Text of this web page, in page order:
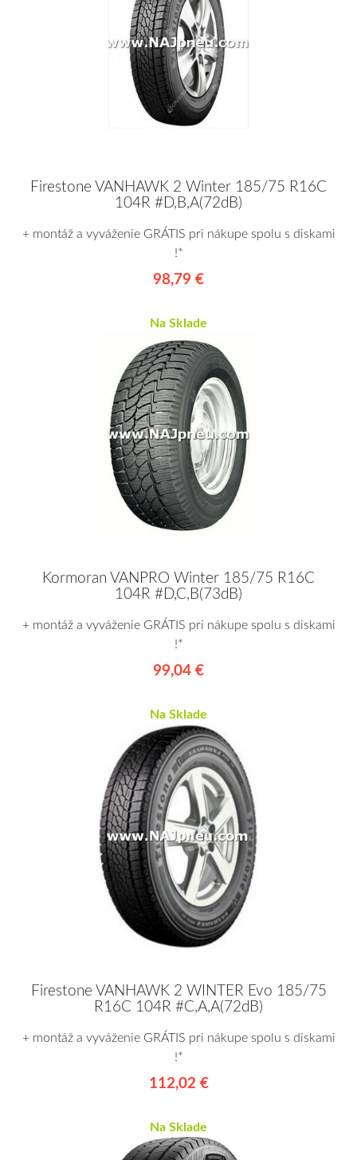
Firestone VANHAWK 2 Winter 185/75 R16C
104R #D,B,A(72dB)
+ montáž a vyváženie GRÁTIS pri nákupe spolu s diskami
!*
98,79 €
Na Sklade
Kormoran VANPRO Winter 185/75 R16C
104R #D,C,B(73dB)
+ montáž a vyváženie GRÁTIS pri nákupe spolu s diskami
!*
99,04 €
Na Sklade
Firestone VANHAWK 2 WINTER Evo 185/75
R16C 104R #C,A,A(72dB)
+ montáž a vyváženie GRÁTIS pri nákupe spolu s diskami
!*
112,02 €
Na Sklade